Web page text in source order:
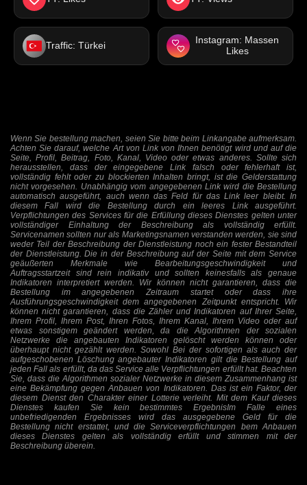
Traffic: Türkei
Instagram: Massen
Likes
Wenn Sie bestellung machen, seien Sie bitte beim Linkangabe aufmerksam.
Achten Sie darauf, welche Art von Link von Ihnen benötigt wird und auf die
Seite, Profil, Beitrag, Foto, Kanal, Video oder etwas anderes. Sollte sich
herausstellen, dass der eingegebene Link falsch oder fehlerhaft ist,
vollständig fehlt oder zu blockierten Inhalten bringt, ist die Gelderstattung
nicht vorgesehen. Unabhängig vom angegebenen Link wird die Bestellung
automatisch ausgeführt, auch wenn das Feld für das Link leer bleibt. In
diesem Fall wird die Bestellung durch ein leeres Link ausgeführt.
Verpflichtungen des Services für die Erfüllung dieses Dienstes gelten unter
vollständiger Einhaltung der Beschreibung als vollständig erfüllt.
Servicenamen sollten nur als Marketingsnamen verstanden werden, sie sind
weder Teil der Beschreibung der Dienstleistung noch ein fester Bestandteil
der Dienstleistung. Die in der Beschreibung auf der Seite mit dem Service
geäußerten Merkmale wie Bearbeitungsgeschwindigkeit und
Auftragsstartzeit sind rein indikativ und sollten keinesfalls als genaue
Indikatoren interpretiert werden. Wir können nicht garantieren, dass die
Bestellung im angegebenen Zeitraum startet oder dass ihre
Ausführungsgeschwindigkeit dem angegebenen Zeitpunkt entspricht. Wir
können nicht garantieren, dass die Zähler und Indikatoren auf Ihrer Seite,
Ihrem Profil, Ihrem Post, Ihren Fotos, Ihrem Kanal, Ihrem Video oder auf
etwas sonstigem geändert werden, da die Algorithmen der sozialen
Netzwerke die angebauten Indikatoren gelöscht werden können oder
überhaupt nicht gezählt werden. Sowohl Bei der sofortigen als auch der
aufgeschobenen Löschung angebauter Indikatoren gilt die Bestellung auf
jeden Fall als erfüllt, da das Service alle Verpflichtungen erfüllt hat. Beachten
Sie, dass die Algorithmen sozialer Netzwerke in diesem Zusammenhang ist
eine Bekämpfung gegen Anbauen von Indikatoren. Das ist ein Faktor, der
diesem Dienst den Charakter einer Lotterie verleiht. Mit dem Kauf dieses
Dienstes kaufen Sie kein bestimmtes ErgebnisIm Falle eines
unbefriedigenden Ergebnisses wird das ausgegebene Geld für die
Bestellung nicht erstattet, und die Serviceverpflichtungen bem Anbauen
dieses Dienstes gelten als vollständig erfüllt und stimmen mit der
Beschreibung überein.